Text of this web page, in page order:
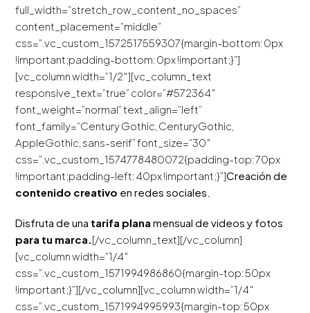
full_width=”stretch_row_content_no_spaces”
content_placement=”middle”
css=”.vc_custom_1572517559307{margin-bottom: 0px
!important;padding-bottom: 0px !important;}”]
[vc_column width=”1/2″][vc_column_text
responsive_text=”true” color=”#572364″
font_weight=”normal” text_align=”left”
font_family=”Century Gothic, CenturyGothic,
AppleGothic, sans-serif” font_size=”30″
css=”.vc_custom_1574778480072{padding-top: 70px
!important;padding-left: 40px !important;}”]Creación de
contenido creativo en redes sociales.
Disfruta de una tarifa plana mensual de videos y fotos
para tu marca.[/vc_column_text][/vc_column]
[vc_column width=”1/4″
css=”.vc_custom_1571994986860{margin-top: 50px
!important;}”][/vc_column][vc_column width=”1/4″
css=”.vc_custom_1571994995993{margin-top: 50px